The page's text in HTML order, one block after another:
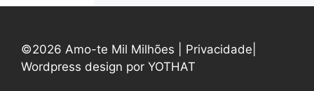
©2026 Amo-te Mil Milhões | Privacidade
Wordpress design por YOTHAT